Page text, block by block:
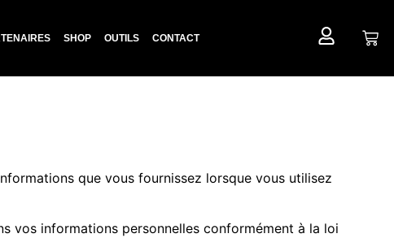
SHOP OUTILS CONTACT
que vous fournissez lorsque vous utilisez
vos informations personnelles conformément à la loi